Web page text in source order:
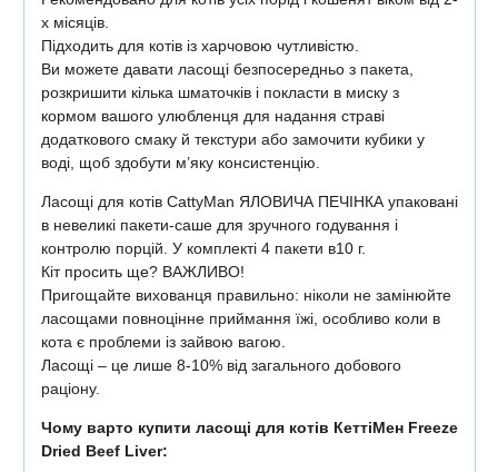
х місяців.
Підходить для котів із харчовою чутливістю.
Ви можете давати ласощі безпосередньо з пакета,
розкришити кілька шматочків і покласти в миску з
кормом вашого улюбленця для надання страві
додаткового смаку й текстури або замочити кубики у
воді, щоб здобути м’яку консистенцію.
Ласощі для котів CattyMan ЯЛОВИЧА ПЕЧІНКА упаковані
в невеликі пакети-саше для зручного годування і
контролю порцій. У комплекті 4 пакети в10 г.
Кіт просить ще? ВАЖЛИВО!
Пригощайте вихованця правильно: ніколи не замінюйте
ласощами повноцінне приймання їжі, особливо коли в
кота є проблеми із зайвою вагою.
Ласощі – це лише 8-10% від загального добового
раціону.
Чому варто купити ласощі для котів КеттіМен Freeze
Dried Beef Liver: